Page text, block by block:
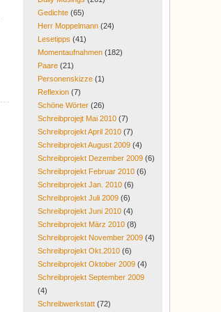
Gedichte(65)
Herr Moppelmann(24)
Lesetipps (41)
Momentaufnahmen(182)
Paare(21)
Personenskizze(1)
Reflexion(7)
Schöne Wörter(26)
Schreibprojejt Mai 2010(7)
Schreibprojekt April 2010(7)
Schreibprojekt August 2009(4)
Schreibprojekt Dezember 2009(6)
Schreibprojekt Februar 2010(6)
Schreibprojekt Jan. 2010(6)
Schreibprojekt Juli 2009(6)
Schreibprojekt Juni 2010(4)
Schreibprojekt März 2010(8)
Schreibprojekt November 2009(4)
Schreibprojekt Okt.2010(6)
Schreibprojekt Oktober 2009(4)
Schreibprojekt September 2009
(4)
Schreibwerkstatt(72)